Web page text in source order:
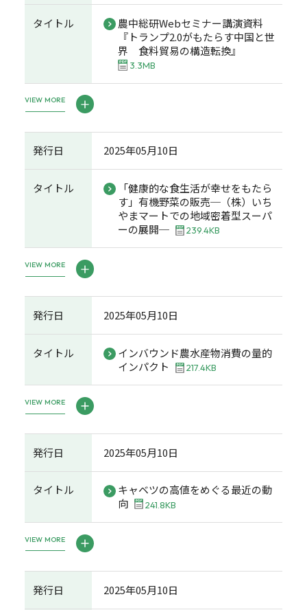
タイトル
農中総研Webセミナー講演資料
『トランプ2.0がもたらす中国と世
界 食料貿易の構造転換』
3.3MB
VIEW MORE
発行日 2025年05月10日
タイトル
「健康的な食生活が幸せをもたら
す」有機野菜の販売─（株）いち
やまマートでの地域密着型スーパ
ーの展開─
239.4KB
VIEW MORE
発行日 2025年05月10日
タイトル
インバウンド農水産物消費の量的
インパクト
217.4KB
VIEW MORE
発行日 2025年05月10日
タイトル
キャベツの高値をめぐる最近の動
向
241.8KB
VIEW MORE
発行日 2025年05月10日